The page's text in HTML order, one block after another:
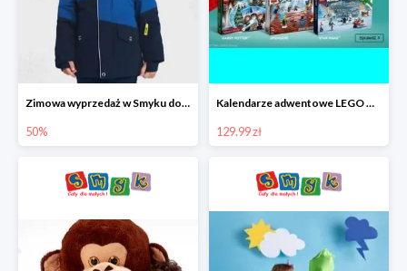
Zimowa wyprzedaż w Smyku do -50%
50%
Kalendarze adwentowe LEGO w Smyku w super cenie
129.99 zł